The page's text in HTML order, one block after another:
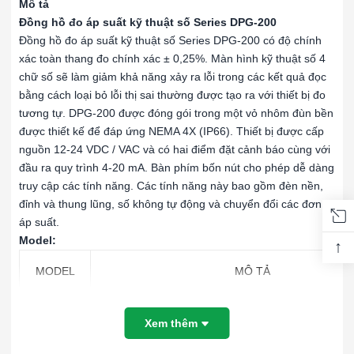
Mô tả
Đồng hồ đo áp suất kỹ thuật số Series DPG-200
Đồng hồ đo áp suất kỹ thuật số Series DPG-200 có độ chính
xác toàn thang đo chính xác ± 0,25%. Màn hình kỹ thuật số 4
chữ số sẽ làm giảm khả năng xảy ra lỗi trong các kết quả đọc
bằng cách loại bỏ lỗi thị sai thường được tạo ra với thiết bị đo
tương tự. DPG-200 được đóng gói trong một vỏ nhôm đùn bền
được thiết kế để đáp ứng NEMA 4X (IP66). Thiết bị được cấp
nguồn 12-24 VDC / VAC và có hai điểm đặt cảnh báo cùng với
đầu ra quy trình 4-20 mA. Bàn phím bốn nút cho phép dễ dàng
truy cập các tính năng. Các tính năng này bao gồm đèn nền,
đỉnh và thung lũng, số không tự động và chuyển đổi các đơn vị
áp suất.
Model:
MODEL MÔ TẢ
Đồng hồ đo áp suất kỹ thuật số. Có thể lựa
Xem thêm
↑